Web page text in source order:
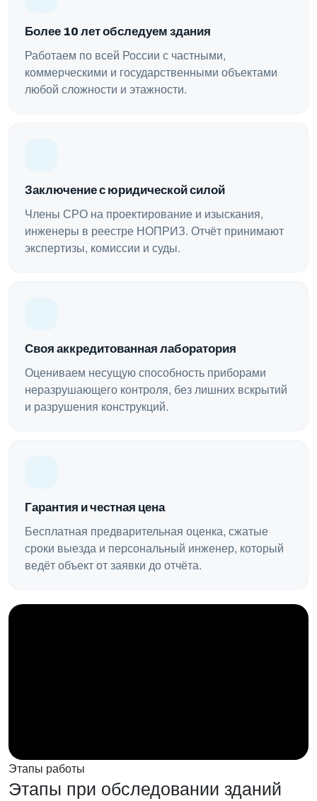
Более 10 лет обследуем здания
Работаем по всей России с частными,
коммерческими и государственными объектами
любой сложности и этажности.
Заключение с юридической силой
Члены СРО на проектирование и изыскания,
инженеры в реестре НОПРИЗ. Отчёт принимают
экспертизы, комиссии и суды.
Своя аккредитованная лаборатория
Оцениваем несущую способность приборами
неразрушающего контроля, без лишних вскрытий
и разрушения конструкций.
Гарантия и честная цена
Бесплатная предварительная оценка, сжатые
сроки выезда и персональный инженер, который
ведёт объект от заявки до отчёта.
Этапы работы
Этапы при обследовании зданий